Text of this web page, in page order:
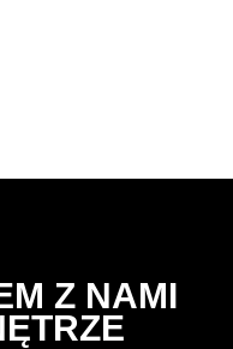
Z NAMI